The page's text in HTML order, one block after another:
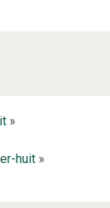
»
huit»